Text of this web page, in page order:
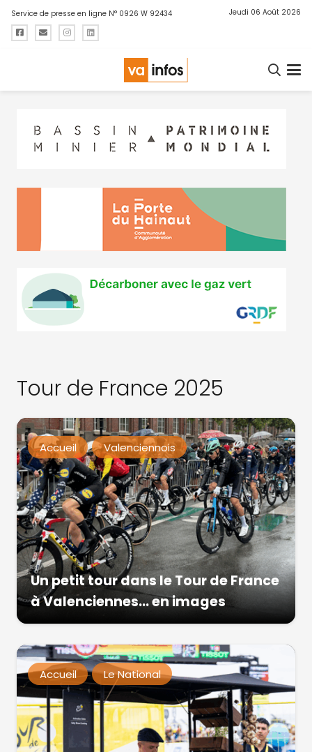
Service de presse en ligne N° 0926 W 92434 Jeudi 06 Août 2026
Tour de France 2025
Accueil Valenciennois
Un petit tour dans le Tour de France
à Valenciennes… en images
Accueil Le National